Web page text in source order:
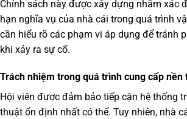
Chính sách này được xây dựng nhằm xác
hạn nghĩa vụ của nhà cái trong quá trình
cần hiểu rõ các phạm vi áp dụng để tránh
khi xảy ra sự cố.
Trách nhiệm trong quá trình cung cấp nền
Hội viên được đảm bảo tiếp cận hệ thống
thuật ổn định nhất có thể. Tuy nhiên, nhà